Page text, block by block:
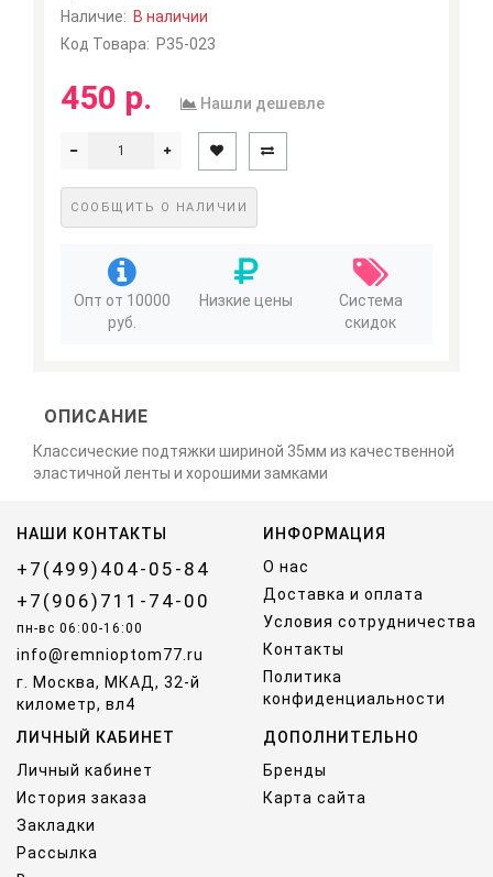
Наличие: В наличии
Код Товара: P35-023
450 р. Нашли дешевле
СООБЩИТЬ О НАЛИЧИИ
Опт от 10000
руб.
Низкие цены
Система
скидок
ОПИСАНИЕ
Классические подтяжки шириной 35мм из качественной
эластичной ленты и хорошими замками
НАШИ КОНТАКТЫ
+7(499)404-05-84
+7(906)711-74-00
пн-вс 06:00-16:00
info@remnioptom77.ru
г. Москва, МКАД, 32-й
километр, вл4
ИНФОРМАЦИЯ
О нас
Доставка и оплата
Условия сотрудничества
Контакты
Политика
конфиденциальности
ЛИЧНЫЙ КАБИНЕТ
Личный кабинет
История заказа
Закладки
Рассылка
ДОПОЛНИТЕЛЬНО
Бренды
Карта сайта